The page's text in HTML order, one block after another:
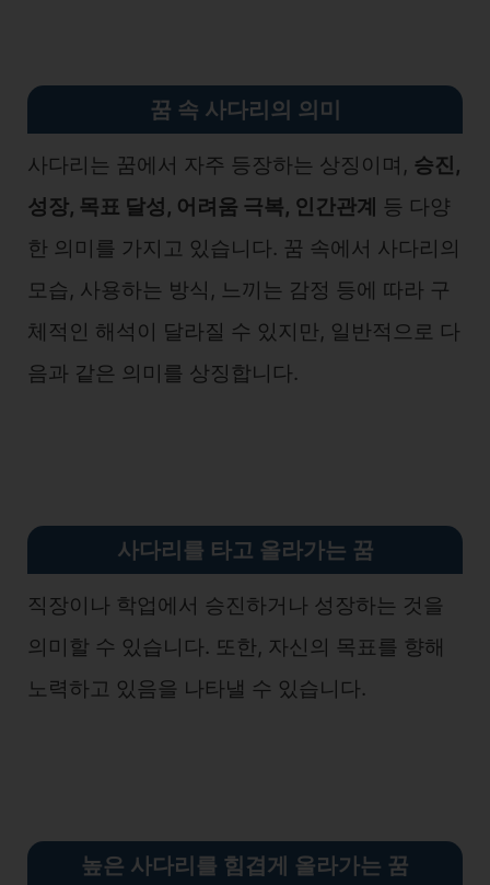
꿈 속 사다리의 의미
사다리는 꿈에서 자주 등장하는 상징이며, 승진,
성장, 목표 달성, 어려움 극복, 인간관계 등 다양
한 의미를 가지고 있습니다. 꿈 속에서 사다리의
모습, 사용하는 방식, 느끼는 감정 등에 따라 구
체적인 해석이 달라질 수 있지만, 일반적으로 다
음과 같은 의미를 상징합니다.
사다리를 타고 올라가는 꿈
직장이나 학업에서 승진하거나 성장하는 것을
의미할 수 있습니다. 또한, 자신의 목표를 향해
노력하고 있음을 나타낼 수 있습니다.
높은 사다리를 힘겹게 올라가는 꿈